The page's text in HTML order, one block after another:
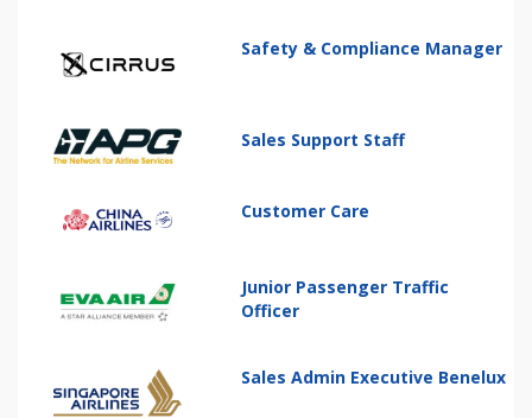
Safety & Compliance Manager
Sales Support Staff
Customer Care
Junior Passenger Traffic
Officer
Sales Admin Executive Benelux